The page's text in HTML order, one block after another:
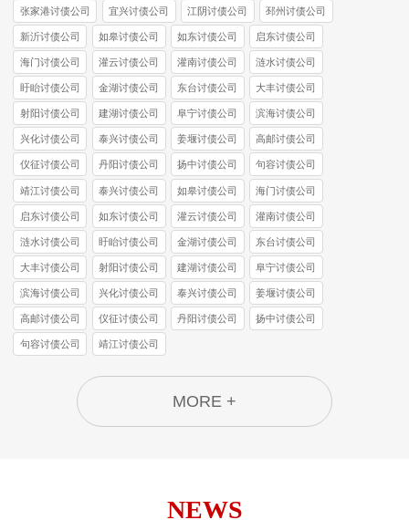
张家港讨债公司 宜兴讨债公司 江阴讨债公司 邳州讨债公司
新沂讨债公司 如皋讨债公司 如东讨债公司 启东讨债公司
海门讨债公司 灌云讨债公司 灌南讨债公司 涟水讨债公司
盱眙讨债公司 金湖讨债公司 东台讨债公司 大丰讨债公司
射阳讨债公司 建湖讨债公司 阜宁讨债公司 滨海讨债公司
兴化讨债公司 泰兴讨债公司 姜堰讨债公司 高邮讨债公司
仪征讨债公司 丹阳讨债公司 扬中讨债公司 句容讨债公司
靖江讨债公司 泰兴讨债公司 如皋讨债公司 海门讨债公司
启东讨债公司 如东讨债公司 灌云讨债公司 灌南讨债公司
涟水讨债公司 盱眙讨债公司 金湖讨债公司 东台讨债公司
大丰讨债公司 射阳讨债公司 建湖讨债公司 阜宁讨债公司
滨海讨债公司 兴化讨债公司 泰兴讨债公司 姜堰讨债公司
高邮讨债公司 仪征讨债公司 丹阳讨债公司 扬中讨债公司
句容讨债公司 靖江讨债公司
MORE +
NEWS